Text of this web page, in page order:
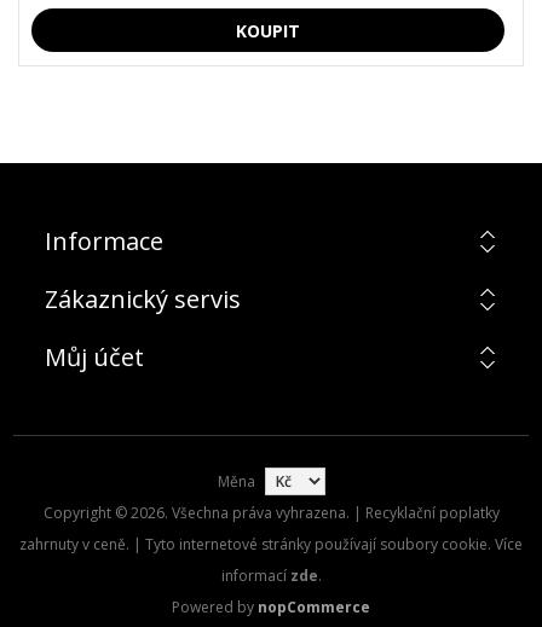
Informace
Zákaznický servis
Můj účet
Měna
Copyright © 2026. Všechna práva vyhrazena. | Recyklační poplatky
zahrnuty v ceně. | Tyto internetové stránky používají soubory cookie. Více
informací zde.
Powered by nopCommerce